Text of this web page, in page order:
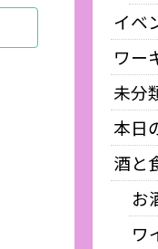
イベ
ワー
未分
本日
酒と
お
ワ